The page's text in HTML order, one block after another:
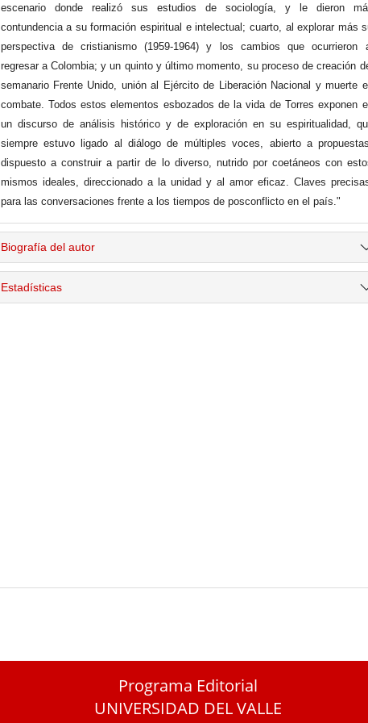
escenario donde realizó sus estudios de sociología, y le dieron
contundencia a su formación espiritual e intelectual; cuarto, al explorar más
perspectiva de cristianismo (1959-1964) y los cambios que ocurrieron
regresar a Colombia; y un quinto y último momento, su proceso de creación
semanario Frente Unido, unión al Ejército de Liberación Nacional y muerte
combate. Todos estos elementos esbozados de la vida de Torres exponen
un discurso de análisis histórico y de exploración en su espiritualidad,
siempre estuvo ligado al diálogo de múltiples voces, abierto a
dispuesto a construir a partir de lo diverso, nutrido por coetáneos con
mismos ideales, direccionado a la unidad y al amor eficaz. Claves
para las conversaciones frente a los tiempos de posconflicto en el país."
Biografía del autor
Estadísticas
Programa Editorial
UNIVERSIDAD DEL VALLE